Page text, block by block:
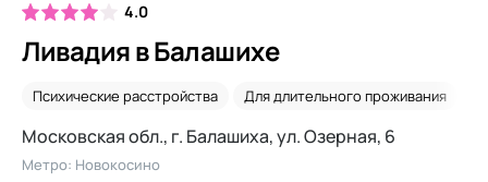
4.0
Ливадия в Балашихе
Психические расстройства Для длительного проживания
Московская обл., г. Балашиха, ул. Озерная, 6
Метро: Новокосино